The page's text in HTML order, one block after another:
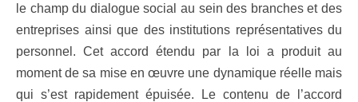
le champ du dialogue social au sein des branches et des
entreprises ainsi que des institutions représentatives du
personnel. Cet accord étendu par la loi a produit au
moment de sa mise en œuvre une dynamique réelle mais
qui s’est rapidement épuisée. Le contenu de l’accord